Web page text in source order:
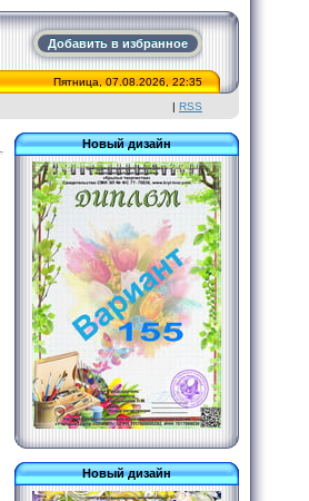
Добавить в избранное
Пятница, 07.08.2026, 22:35
| RSS
Новый дизайн
Новый дизайн